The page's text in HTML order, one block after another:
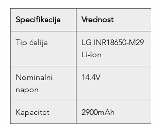
Specifikacija Vrednost
Tip ćelija
LG INR18650-M29
Li-ion
Nominalni
napon
14.4V
Kapacitet 2900mAh